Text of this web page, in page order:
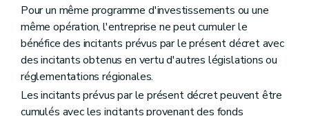
Pour un même programme d'investissements ou une
même opération, l'entreprise ne peut cumuler le
bénéfice des incitants prévus par le présent décret avec
des incitants obtenus en vertu d'autres législations ou
réglementations régionales.
Les incitants prévus par le présent décret peuvent être
cumulés avec les incitants provenant des fonds